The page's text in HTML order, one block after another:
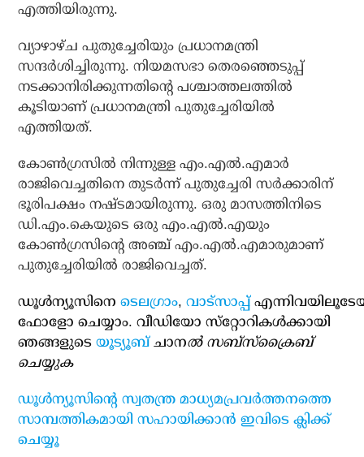
എത്തിയിരുന്നു.
വ്യാഴാഴ്ച പുതുച്ചേരിയും പ്രധാനമന്ത്രി
സന്ദര്‍ശിച്ചിരുന്നു. നിയമസഭാ തെരഞ്ഞെടുപ്പ്
നടക്കാനിരിക്കുന്നതിന്റെ പശ്ചാത്തലത്തില്‍
കൂടിയാണ് പ്രധാനമന്ത്രി പുതുച്ചേരിയില്‍
എത്തിയത്.
കോണ്‍ഗ്രസില്‍ നിന്നുള്ള എം.എല്‍.എമാര്‍
രാജിവെച്ചതിനെ തുടര്‍ന്ന് പുതുച്ചേരി സര്‍ക്കാരിന്
ഭൂരിപക്ഷം നഷ്ടമായിരുന്നു. ഒരു മാസത്തിനിടെ
ഡി.എം.കെയുടെ ഒരു എം.എല്‍.എയും
കോണ്‍ഗ്രസിന്റെ അഞ്ച് എം.എല്‍.എമാരുമാണ്
പുതുച്ചേരിയില്‍ രാജിവെച്ചത്.
ഡൂള്‍ന്യൂസിനെടെലഗ്രാം,വാട്‌സാപ്പ്
ഫോളോ ചെയ്യാം. വീഡിയോ സ്‌റ്റോറികള്‍ക്കായി
ഞങ്ങളുടെയൂട്യൂബ്ചാനല്‍ സബ്‌സ്‌ക്രൈബ്
ചെയ്യുക
ഡൂള്‍ന്യൂസിന്റെ സ്വതന്ത്ര മാധ്യമപ്രവര്‍ത്തനത്തെ
സാമ്പത്തികമായി സഹായിക്കാന്‍ ഇവിടെ ക്ലിക്ക്
ചെയ്യൂ